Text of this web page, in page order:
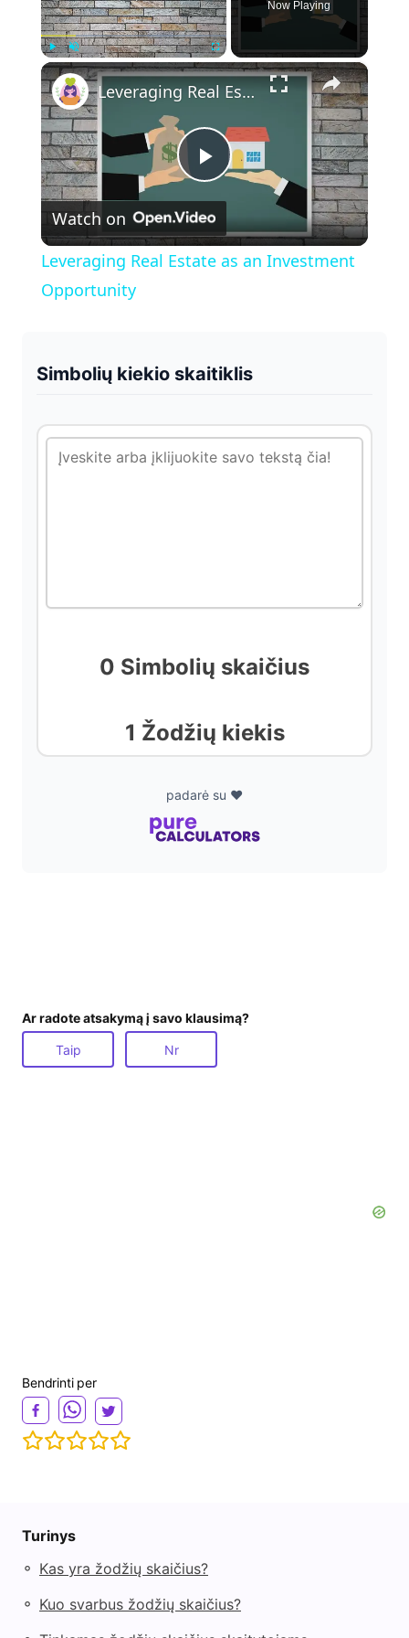
Play Unmute Fullscreen
Now Playing
×
P
l
i
Leveraging Real Estate as an Investment Opportunity
Watch on
Leveraging Real Estate as an Investment
Opportunity
Simbolių kiekio skaitiklis
0 Simbolių skaičius
1 Žodžių kiekis
padarė su ❤️
Ar radote atsakymą į savo klausimą?
Taip Nr
Bendrinti per
Turinys
◦ Kas yra žodžių skaičius?
◦ Kuo svarbus žodžių skaičius?